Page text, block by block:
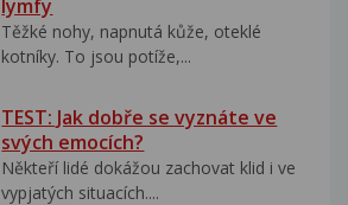
lymfy
Těžké nohy, napnutá kůže, oteklé
kotníky. To jsou potíže,...
TEST: Jak dobře se vyznáte ve
svých emocích?
Někteří lidé dokážou zachovat klid i ve
vypjatých situacích....